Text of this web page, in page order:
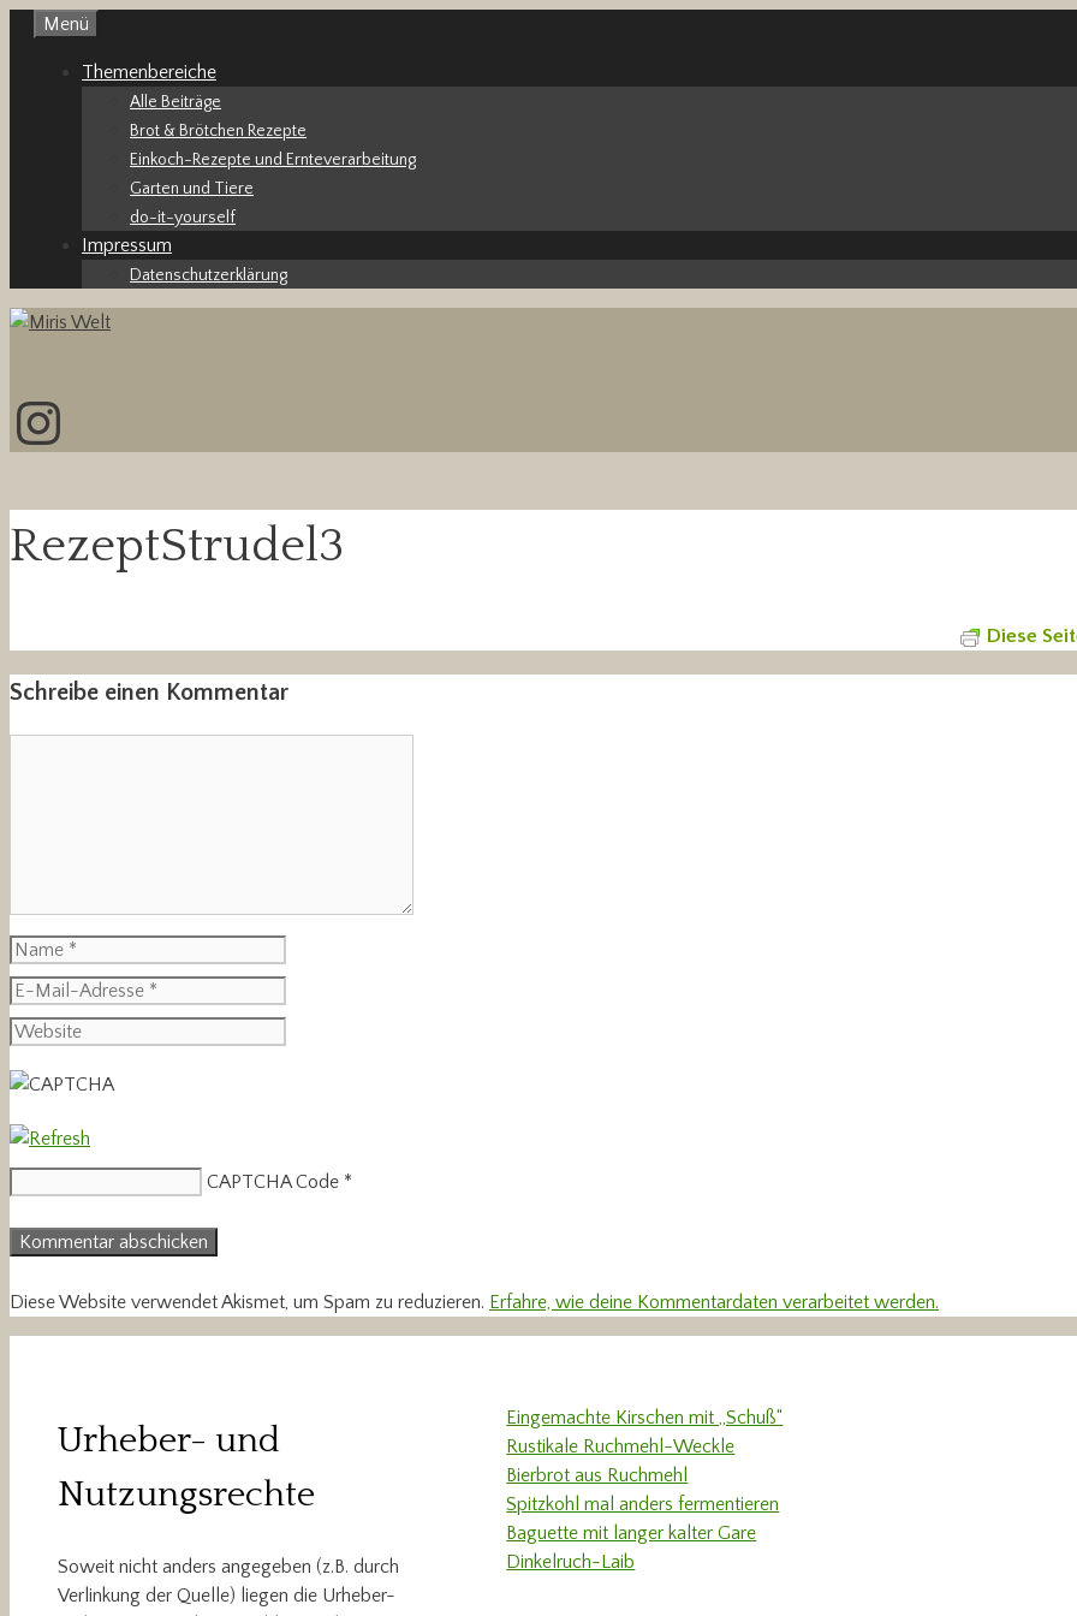
springen
Menü
Themenbereiche
Alle Beiträge
Brot & Brötchen Rezepte
Einkoch-Rezepte und Ernteverarbeitung
Garten und Tiere
do-it-yourself
Impressum
Datenschutzerklärung
Instagram
RezeptStrudel3
Diese
Schreibe einen Kommentar
Name
E-
Mail-
Adresse
Website
CAPTCHA Code *
Diese Website verwendet Akismet, um Spam zu reduzieren. Erfahre, wie deine Kommentardaten verarbeitet werden.
Urheber- und
Nutzungsrechte
Soweit nicht anders angegeben (z.B. durch
Verlinkung der Quelle) liegen die Urheber-
Eingemachte Kirschen mit „Schuß“
Rustikale Ruchmehl-Weckle
Bierbrot aus Ruchmehl
Spitzkohl mal anders fermentieren
Baguette mit langer kalter Gare
Dinkelruch-Laib